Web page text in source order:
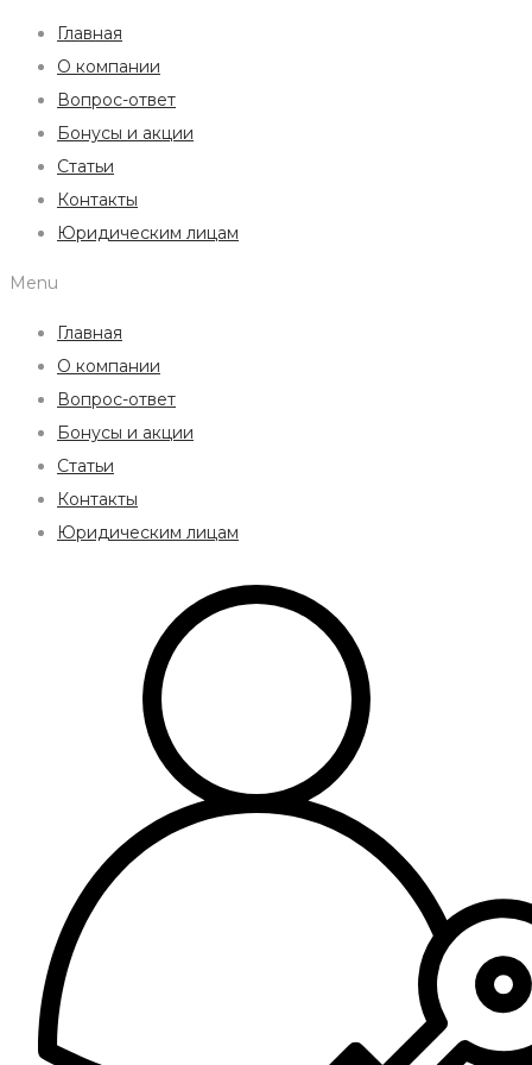
Главная
О компании
Вопрос-ответ
Бонусы и акции
Статьи
Контакты
Юридическим лицам
Menu
Главная
О компании
Вопрос-ответ
Бонусы и акции
Статьи
Контакты
Юридическим лицам